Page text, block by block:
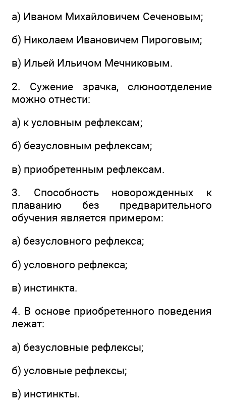
а) Иваном Михайловичем Сеченовым;
б) Николаем Ивановичем Пироговым;
в) Ильей Ильичом Мечниковым.
2. Сужение зрачка, слюноотделение
можно отнести:
а) к условным рефлексам;
б) безусловным рефлексам;
в) приобретенным рефлексам.
3. Способность новорожденных к
плаванию без предварительного
обучения является примером:
а) безусловного рефлекса;
б) условного рефлекса;
в) инстинкта.
4. В основе приобретенного поведения
лежат:
а) безусловные рефлексы;
б) условные рефлексы;
в) инстинкты.